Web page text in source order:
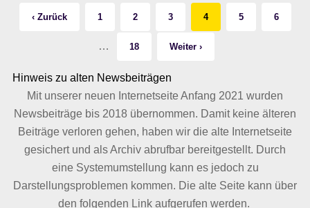
‹ Zurück 1 2 3 4 5 6
… 18 Weiter ›
Hinweis zu alten Newsbeiträgen
Mit unserer neuen Internetseite Anfang 2021 wurden
Newsbeiträge bis 2018 übernommen. Damit keine älteren
Beiträge verloren gehen, haben wir die alte Internetseite
gesichert und als Archiv abrufbar bereitgestellt. Durch
eine Systemumstellung kann es jedoch zu
Darstellungsproblemen kommen. Die alte Seite kann über
den folgenden Link aufgerufen werden.